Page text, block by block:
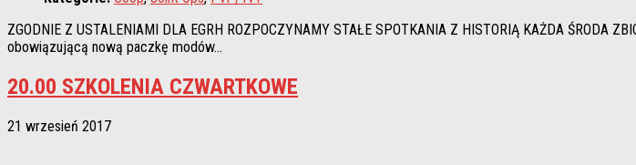
ZGODNIE Z USTALENIAMI DLA EGRH ROZPOCZYNAMY STAŁE SPOTKANIA Z HISTORIĄ KAŻDA
obowiązującą nową paczkę modów...
20.00 SZKOLENIA CZWARTKOWE
21 wrzesień 2017